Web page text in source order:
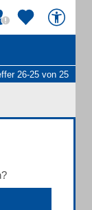
26-25 von 25